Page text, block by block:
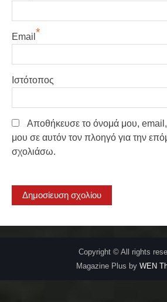
Email *
Ιστότοπος
Αποθήκευσε το όνομά μου, email,
μου σε αυτόν τον πλοηγό για την
σχολιάσω.
Copyright © All rights
Magazine Plus by WEN